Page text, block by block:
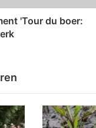
'Tour du boer: